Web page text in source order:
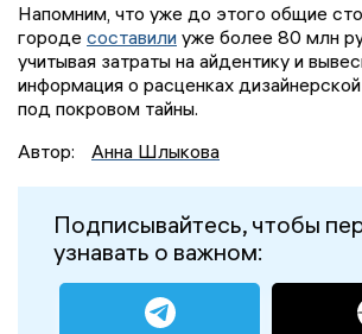
Напомним, что уже до этого общие
городе составили уже более 80 млн
учитывая затраты на айдентику и
информация о расценках
под покровом тайны.
Автор:
Анна Шлыкова
Подписывайтесь, чтобы
узнавать о важном: